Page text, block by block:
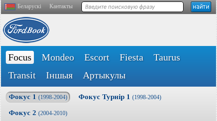
Беларускі Кантакты
Focus Mondeo Escort Fiesta
Taurus
Transit
Іншыя Артыкулы
Фокус 1 (1998-2004) Фокус Турнір 1 (1998-2004)
Фокус 2 (2004-2010)